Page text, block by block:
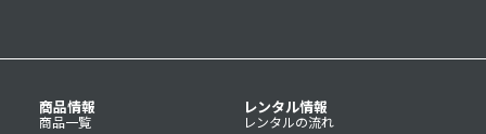
商品情報
商品一覧
レンタル情報
レンタルの流れ